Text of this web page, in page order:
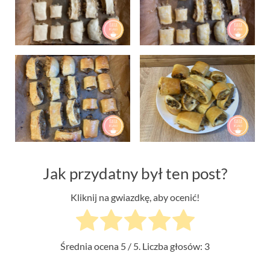
Jak przydatny był ten post?
Kliknij na gwiazdkę, aby ocenić!
Średnia ocena 5 / 5. Liczba głosów: 3